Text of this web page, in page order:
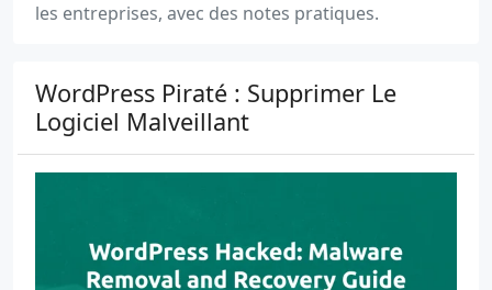
les entreprises, avec des notes pratiques.
WordPress Piraté : Supprimer Le
Logiciel Malveillant